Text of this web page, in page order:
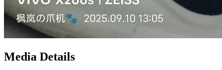
Media Details